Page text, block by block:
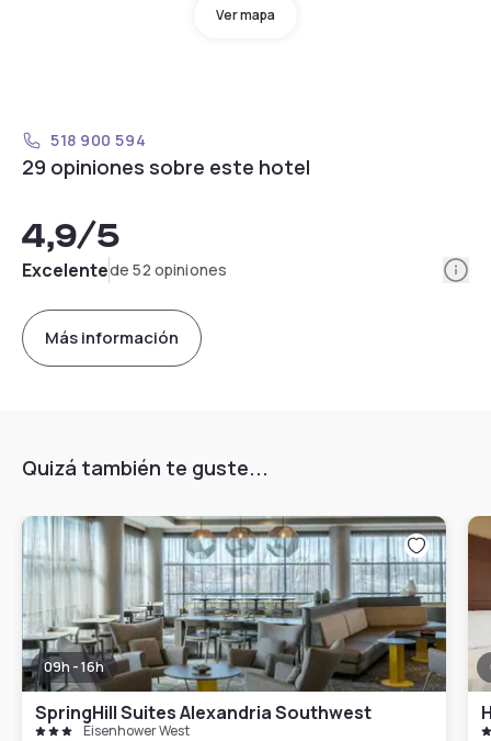
Ver mapa
518 900 594
29 opiniones sobre este hotel
4,9/5
Excelentede 52 opiniones
Más información
Quizá también te guste...
09h - 16h
SpringHill Suites Alexandria Southwest
Eisenhower West